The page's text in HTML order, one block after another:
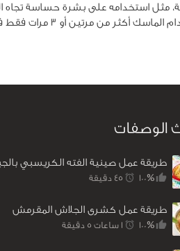
مثل استخدامه على بشرة حساسة تجاه
مكون آخر في الماسك، أو
الوصفات
طريقة عمل صينية الفته الكريسبي
100% 45 ‎دقيقة
طريقة عمل كشرى الجلاش المقرمش
100% 1 ساعات 5 ‎دقيقة